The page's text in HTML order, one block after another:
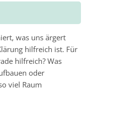
was uns ärgert
hilfreich ist. Für
hilfreich? Was
oder
viel Raum